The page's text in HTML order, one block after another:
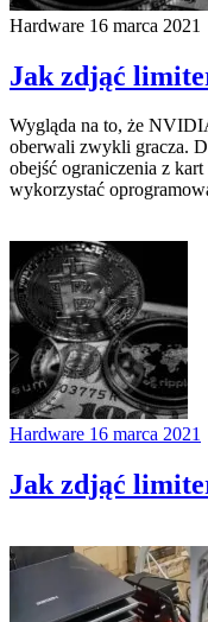
Hardware 16 marca 2021
Jak zdjąć
Wygląda na to, że
oberwali zwykli gracza.
obejść ograniczenia z
wykorzystać
Hardware 16 marca 2021
Jak zdjąć